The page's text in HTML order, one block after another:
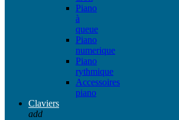
Piano
à
queue
Piano
numerique
Piano
rythmique
Accessoires
piano
Claviers
add